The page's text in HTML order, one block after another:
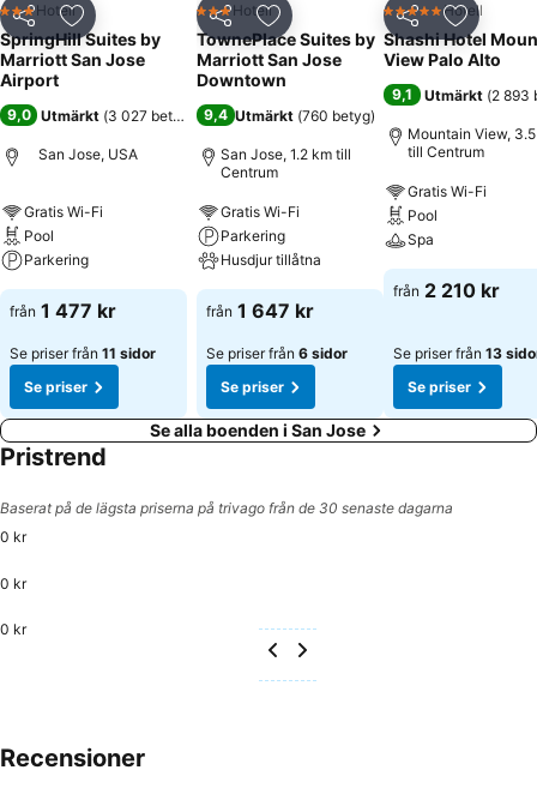
Dela Lägg till i Mina Favoriter
3 Stjärnor
Hotell
SpringHill Suites by
Marriott San Jose
Airport
9,0 Utmärkt (3 027 betyg
San Jose, USA
Gratis Wi-Fi
Pool
Parkering
från 1 477 kr
Se priser från 11 sidor
Se priser
Dela Lägg till i Mina Favoriter
3 Stjärnor
Hotell
TownePlace Suites by
Marriott San Jose
Downtown
9,4 Utmärkt (760 betyg)
San Jose, 1.2 km till
Centrum
Gratis Wi-Fi
Parkering
Husdjur tillåtna
från 1 647 kr
Se priser från 6 sidor
Se priser
Dela Lägg till
5 StjärnorHotell
Shashi Hotel
View Palo Alto
9,1 Utmärkt (2 893
Mountain View,
till Centrum
Gratis Wi-Fi
Pool
Spa
från 2 210 kr
Se priser från 13
Se priser
Se alla boenden i San Jose
Pristrend
Baserat på de lägsta priserna på trivago från de 30 senaste dagarna
0 kr
0 kr
0 kr
Recensioner